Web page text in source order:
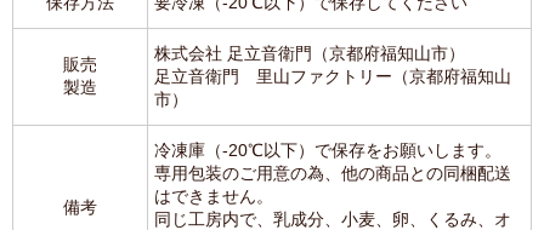
販売
製造
株式会社 足立音衛門（京都府福知山市）
足立音衛門 里山ファクトリー（京都府福知山
市）
備考
冷凍庫（-20℃以下）で保存をお願いします。
専用包装のご用意の為、他の商品との同梱配送
はできません。
同じ工房内で、乳成分、小麦、卵、くるみ、オ